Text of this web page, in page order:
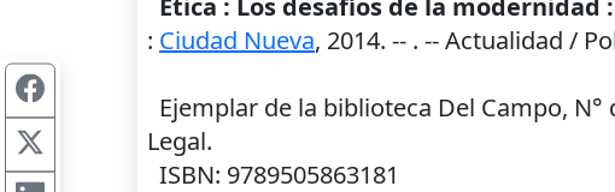
Ética : Los desafíos de la
: Ciudad Nueva, 2014. -- . -- Actualidad /
Ejemplar de la biblioteca Del Campo,
Legal.
ISBN: 9789505863181